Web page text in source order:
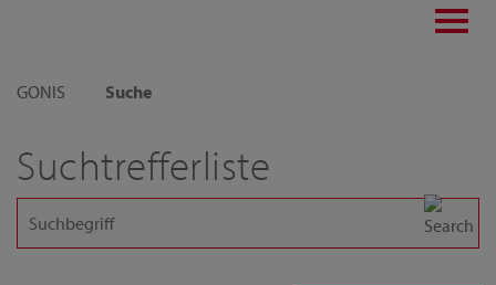
GONIS
Suche
Suchtrefferliste